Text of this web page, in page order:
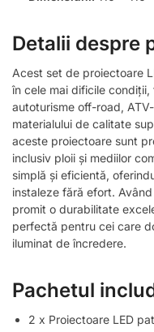
Detalii despre
Acest set de proiectoare
în cele mai dificile
autoturisme off-road,
materialului de calitate
aceste proiectoare sunt
inclusiv ploii și mediilor
simplă și eficientă,
instaleze fără efort.
promit o durabilitate
perfectă pentru cei care
iluminat de încredere.
Pachetul
2 x Proiectoare LED